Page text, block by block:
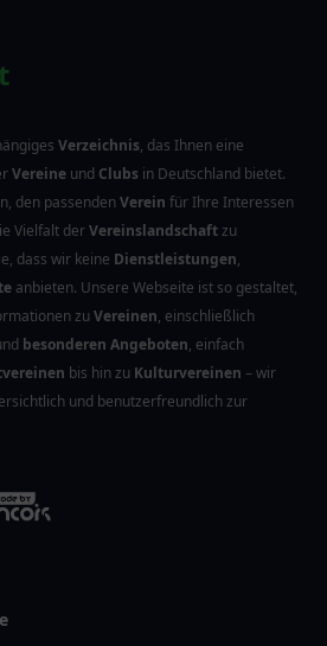
Verzeichnis, das Ihnen eine
Vereine und Clubs in Deutschland bietet.
den passendenVerein für Ihre Interessen
Vielfalt derVereinslandschaftzu
dass wir keine Dienstleistungen,
anbieten. Unsere Webseite ist so gestaltet,
zu Vereinen, einschließlich
besonderen Angeboten, einfach
bis hin zu Kulturvereinen – wir
und benutzerfreundlich zur